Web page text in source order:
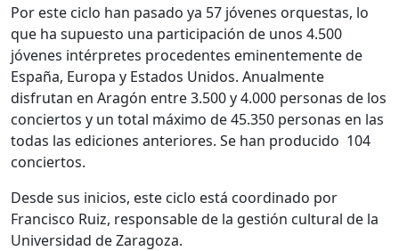
Por este ciclo han pasado ya 57 jóvenes orquestas, lo
que ha supuesto una participación de unos 4.500
jóvenes intérpretes procedentes eminentemente de
España, Europa y Estados Unidos. Anualmente
disfrutan en Aragón entre 3.500 y 4.000 personas de los
conciertos y un total máximo de 45.350 personas en las
todas las ediciones anteriores. Se han producido 104
conciertos.
Desde sus inicios, este ciclo está coordinado por
Francisco Ruiz, responsable de la gestión cultural de la
Universidad de Zaragoza.